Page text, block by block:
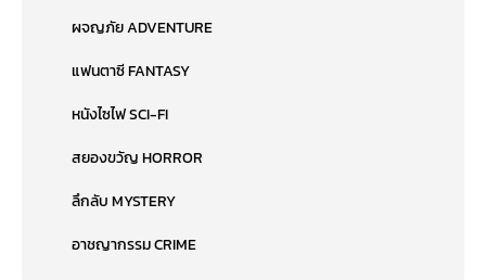
ผจญภัย ADVENTURE
แฟนตาซี FANTASY
หนังไซไฟ SCI-FI
สยองขวัญ HORROR
ลึกลับ MYSTERY
อาชญากรรม CRIME